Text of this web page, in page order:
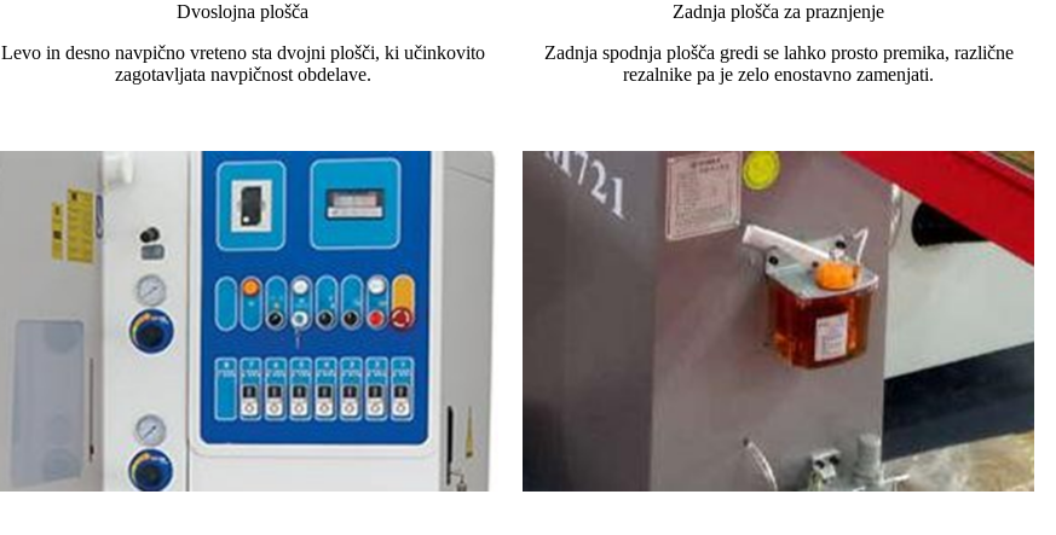
Dvoslojna plošča
Levo in desno navpično vreteno sta dvojni plošči, ki učinkovito
zagotavljata navpičnost obdelave.
Zadnja plošča za praznjenje
Zadnja spodnja plošča gredi se lahko prosto premika, različne
rezalnike pa je zelo enostavno zamenjati.